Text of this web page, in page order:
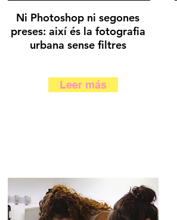
Ni Photoshop ni segones
preses: així és la fotografia
urbana sense filtres
Leer más